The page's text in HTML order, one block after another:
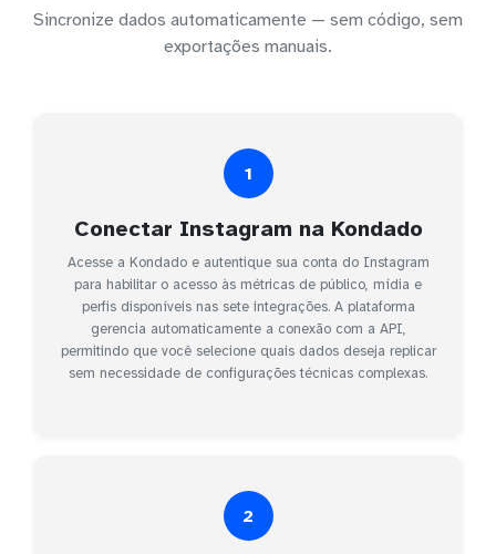
Sincronize dados automaticamente — sem código, sem
exportações manuais.
1
Conectar Instagram na Kondado
Acesse a Kondado e autentique sua conta do Instagram
para habilitar o acesso às métricas de público, mídia e
perfis disponíveis nas sete integrações. A plataforma
gerencia automaticamente a conexão com a API,
permitindo que você selecione quais dados deseja replicar
sem necessidade de configurações técnicas complexas.
2